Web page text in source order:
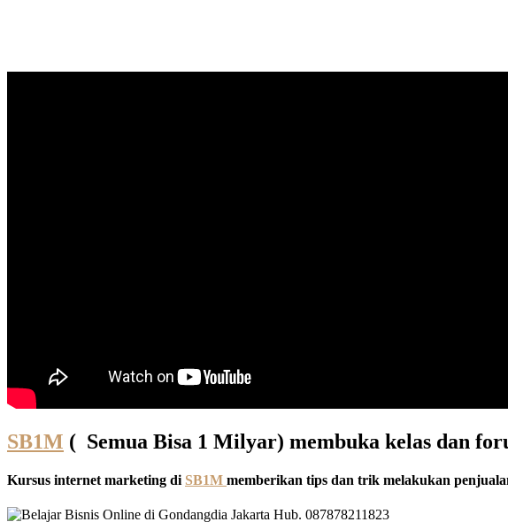
SB1M ( Semua Bisa 1 Milyar) membuka kelas dan
Kursus internet marketing di SB1M memberikan tips dan trik melakukan